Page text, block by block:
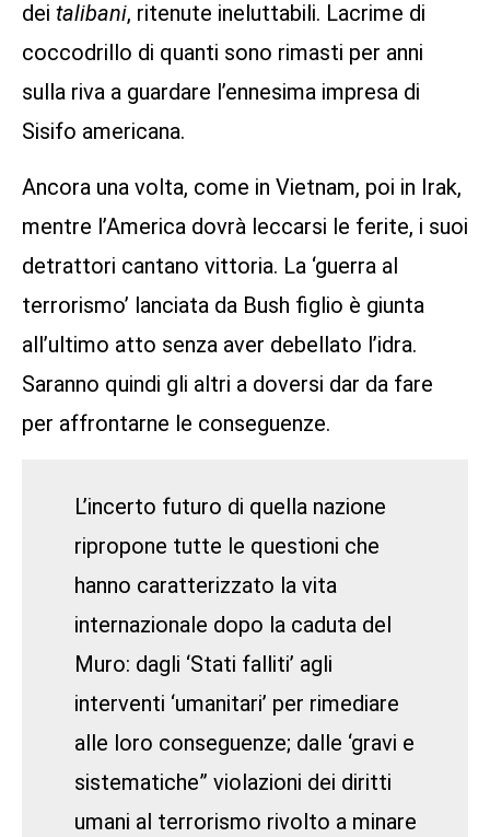
dei talibani, ritenute ineluttabili. Lacrime di
coccodrillo di quanti sono rimasti per anni
sulla riva a guardare l’ennesima impresa di
Sisifo americana.
Ancora una volta, come in Vietnam, poi in Irak,
mentre l’America dovrà leccarsi le ferite, i suoi
detrattori cantano vittoria. La ‘guerra al
terrorismo’ lanciata da Bush figlio è giunta
all’ultimo atto senza aver debellato l’idra.
Saranno quindi gli altri a doversi dar da fare
per affrontarne le conseguenze.
L’incerto futuro di quella nazione
ripropone tutte le questioni che
hanno caratterizzato la vita
internazionale dopo la caduta del
Muro: dagli ‘Stati falliti’ agli
interventi ‘umanitari’ per rimediare
alle loro conseguenze; dalle ‘gravi e
sistematiche” violazioni dei diritti
umani al terrorismo rivolto a minare